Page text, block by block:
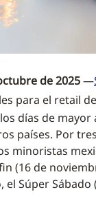
de 2025—
para el retail de
días de
países. Por
minoristas
(16 de
Súper